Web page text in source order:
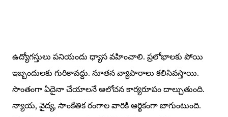
ఉద్యోగస్తులు పనియందు ధ్యాస వహించాలి. ప్రలోభాలకు పోయి
ఇబ్బందులకు గురికావద్దు. నూతన వ్యాపారాలు కలిసివస్తాయి.
సొంతంగా ఏదైనా చేయాలనే ఆలోచన కార్యరూపం దాల్చుతుంది.
న్యాయ, వైద్య, సాంకేతిక రంగాల వారికి ఆర్థికంగా బాగుంటుంది.